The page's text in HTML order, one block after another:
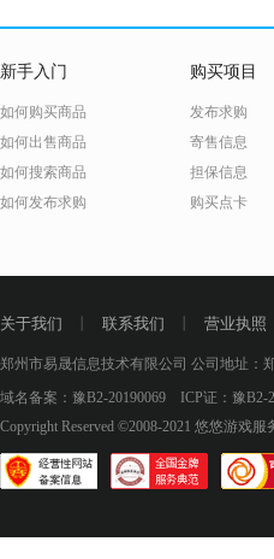
新手入门
如何购买商品
如何出售商品
如何搜索商品
如何发布求购
购买项目
发布求购
寄售信息
担保信息
购买点卡
关于我们 联系我们 营业执照
郑州市易晟信息技术有限公司 公司地址：
域名备案： 豫B2-20190069 ICP证： 豫B2-
Copyright Reserved ©2008-2021 悠悠游戏服